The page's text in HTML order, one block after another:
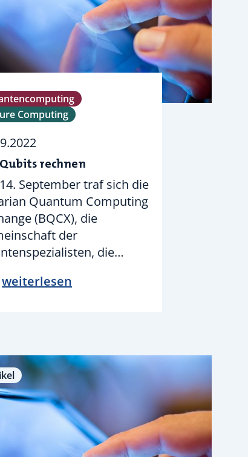
Computing
rechnen
September traf sich die
Quantum Computing
(BQCX), die
der
die…
weiterlesen